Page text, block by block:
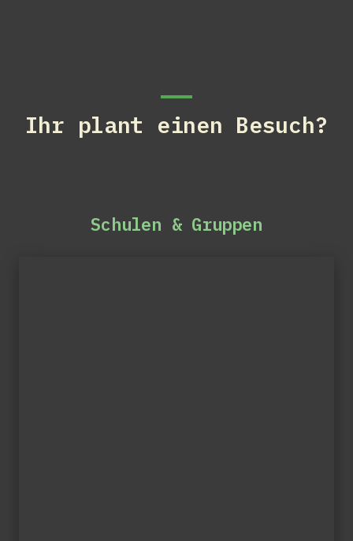
Ihr plant einen Besuch?
Schulen & Gruppen